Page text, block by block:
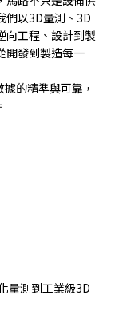
們以3D量測、3D
向工程、設計到製
開發到製造每一
的精準與可靠，
量測到工業級3D